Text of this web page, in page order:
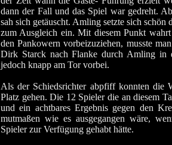
dann der Fall und das Spiel war gedreht.
sah sich getäuscht. Amling setzte sich
zum Ausgleich ein. Mit diesem Punkt
den Pankowern vorbeizuziehen, musste
Dirk Starck nach Flanke durch Amling in
jedoch knapp am Tor vorbei.
Als der Schiedsrichter abpfiff konnten die
Platz gehen. Die 12 Spieler die an diesem
und ein achtbares Ergebnis gegen den
mutmaßen wie es ausgegangen wäre,
Spieler zur Verfügung gehabt hätte.